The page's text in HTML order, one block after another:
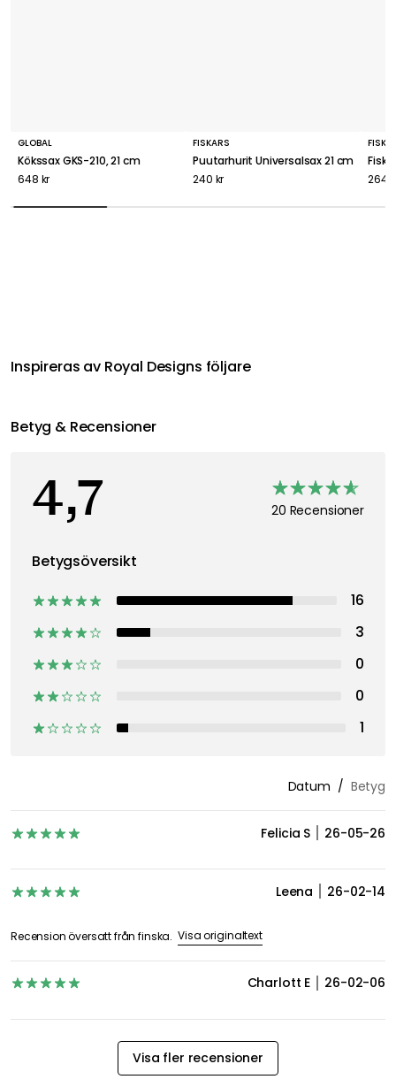
GLOBAL
Kökssax GKS-210, 21 cm
648 kr
FISKARS
Puutarhurit Universalsax 21 cm
240 kr
264
Inspireras av Royal Designs följare
Betyg & Recensioner
4,7 20 Recensioner
Betygsöversikt
16
3
0
0
1
Datum Betyg
Felicia S 26-05-26
Leena 26-02-14
Recension översatt från finska. Visa originaltext
Charlott E 26-02-06
Visa fler recensioner